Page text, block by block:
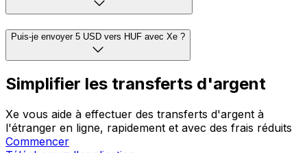
Puis-je envoyer 5 USD vers HUF avec Xe ?
Simplifier les transferts d'argent
Xe vous aide à effectuer des transferts d'argent à
l'étranger en ligne, rapidement et avec des frais réduits
Commencer